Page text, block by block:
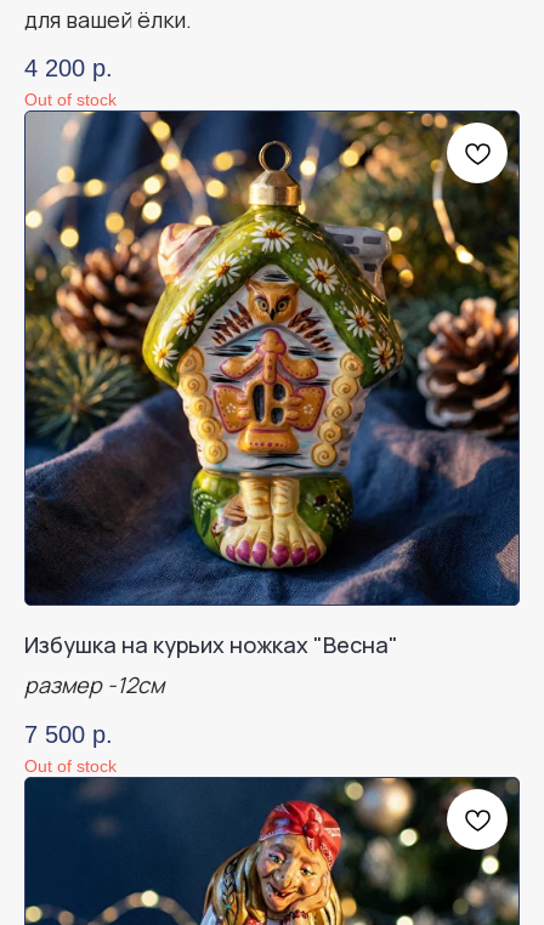
для вашей ёлки.
4 200 р.
Out of stock
Избушка на курьих ножках "Весна"
размер -12см
7 500 р.
Out of stock